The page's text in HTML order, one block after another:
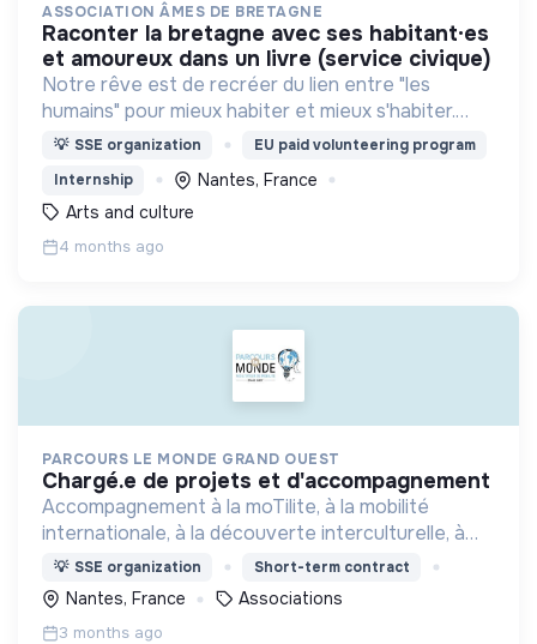
ASSOCIATION ÂMES DE BRETAGNE
raconter la bretagne avec ses habitant·es
et amoureux dans un livre (service civique)
Notre rêve est de recréer du lien entre "les
humains" pour mieux habiter et mieux s'habiter.
Pour ce faire, nous racontons le territoire de la
💡 SSE organization
EU paid volunteering program
Internship
Nantes, France
Arts and culture
4 months ago
PARCOURS LE MONDE GRAND OUEST
chargé.e de projets et d'accompagnement
Accompagnement à la moTilite, à la mobilité
internationale, à la découverte interculturelle, à
l'Education à Citoyenneté et à la Solidarite
Internationale (ECSI), à l'insertion socio-
profesionnelle
💡 SSE organization Short-term contract
Nantes, France Associations
3 months ago